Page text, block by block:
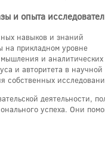
и опыта
навыков и знаний
на прикладном уровне
мышления и
и авторитета в научной
собственных
деятельности,
успеха. Они